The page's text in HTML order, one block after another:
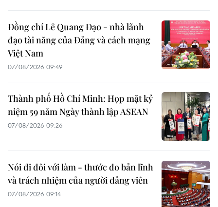
Đồng chí Lê Quang Đạo - nhà lãnh
đạo tài năng của Đảng và cách mạng
Việt Nam
07/08/2026 09:49
Thành phố Hồ Chí Minh: Họp mặt kỷ
niệm 59 năm Ngày thành lập ASEAN
07/08/2026 09:26
Nói đi đôi với làm - thước đo bản lĩnh
và trách nhiệm của người đảng viên
07/08/2026 09:14